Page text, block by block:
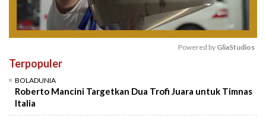
Powered by GliaStudios
Terpopuler
BOLADUNIA
Roberto Mancini Targetkan Dua Trofi Juara untuk Timnas
Italia